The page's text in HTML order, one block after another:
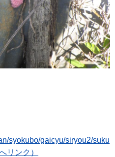
syokubo/gaicyu/siryou2/suku
リンク）